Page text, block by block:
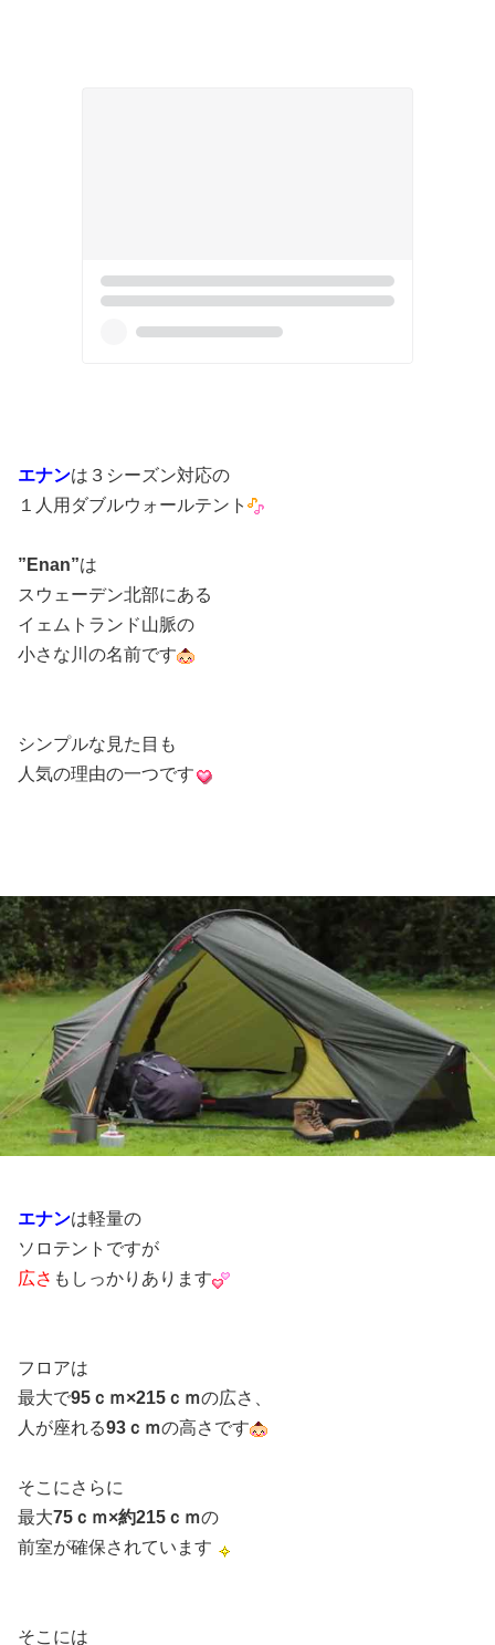
エナンは３シーズン対応の
１人用ダブルウォールテント
”Enan”は
スウェーデン北部にある
イェムトランド山脈の
小さな川の名前です
シンプルな見た目も
人気の理由の一つです
エナンは軽量の
ソロテントですが
広さ もしっかりあります
フロアは
最大で95ｃｍ×215ｃｍの広さ、
人が座れる93ｃｍの高さです
そこにさらに
最大75ｃｍ×約215ｃｍの
前室が確保されています
そこには